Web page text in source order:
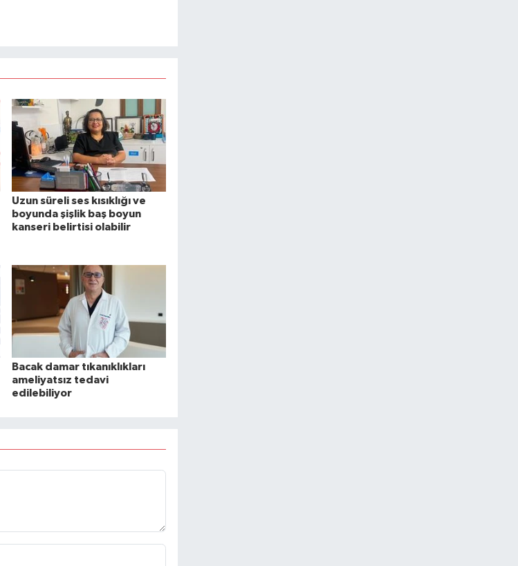
Uzun süreli ses kısıklığı ve
boyunda şişlik baş boyun
kanseri belirtisi olabilir
Bacak damar tıkanıklıkları
ameliyatsız tedavi
edilebiliyor